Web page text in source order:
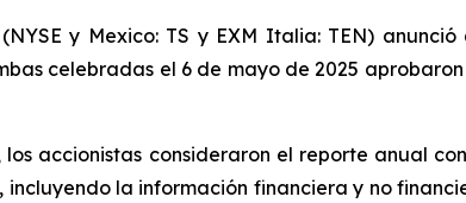
(NYSE y Mexico: TS y EXM Italia: TEN)
celebradas el 6 de mayo de 2025
accionistas consideraron el reporte anual
la información financiera y no